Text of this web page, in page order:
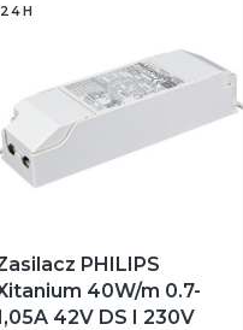
24H
PHILIPS
40W/m 0.7-
42V DS I 230V